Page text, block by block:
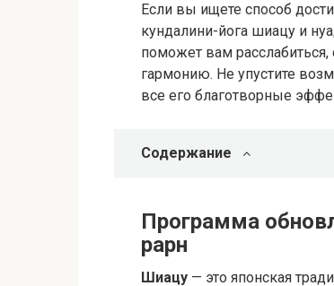
Если вы ищете способ
кундалини-йога шиацу и
поможет вам
гармонию. Не упустите
все его благотворные
Содержание
Программа
рарн
Шиацу — это японская